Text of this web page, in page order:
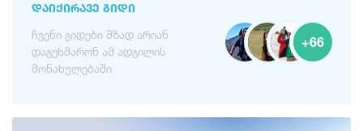
ᲓᲐᲘᲥᲘᲠᲐᲕᲔ ᲒᲘᲓᲘ
ჩვენი გიდები მზად არიან
დაგეხმარონ ამ ადგილის
მონახულებაში
+66